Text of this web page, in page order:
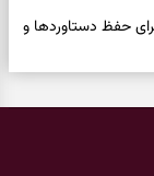
۱۵ مرداد ۱۴۰۵ | روزی برای حفظ دستاوردها و